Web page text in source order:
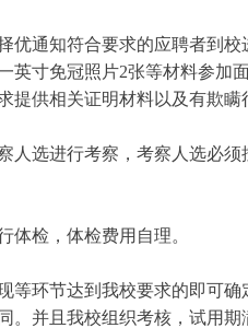
优通知符合要求的应聘者到
英寸免冠照片2张等材料参
供相关证明材料以及有欺瞒
人选进行考察，考察人选必
体检，体检费用自理。
环节达到我校要求的即可确
。并且我校组织考核，试用